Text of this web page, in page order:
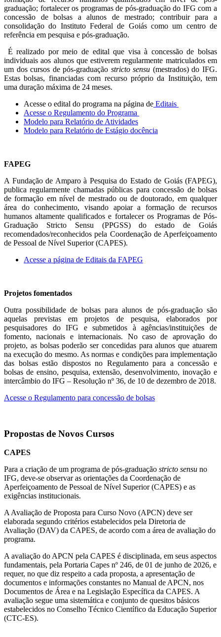
graduação; fortalecer os programas de pós-graduação do IFG com a
concessão de bolsas a alunos de mestrado; contribuir para a
consolidação do Instituto Federal de Goiás como um centro de
referência em pesquisa e pós-graduação.
É realizado por meio de edital que visa à concessão de bolsas
individuais aos alunos que estiverem regularmente matriculados em
um dos cursos de pós-graduação stricto sensu (mestrados) do IFG.
Estas bolsas, financiadas com recurso próprio da Instituição, tem
uma duração máxima de 24 meses.
Acesse o edital do programa na página de Editais
Acesse o Regulamento do Programa
Modelo para Relatório de Atividades
Modelo para Relatório de Estágio docência
FAPEG
A Fundação de Amparo à Pesquisa do Estado de Goiás (FAPEG),
publica regularmente chamadas públicas para concessão de bolsas
de formação em nível de mestrado ou de doutorado, em qualquer
área do conhecimento, visando apoiar a formação de recursos
humanos altamente qualificados e fortalecer os Programas de Pós-
Graduação Stricto Sensu (PPGSS) do estado de Goiás
recomendados/reconhecidos pela Coordenação de Aperfeiçoamento
de Pessoal de Nível Superior (CAPES).
Acesse a página de Editais da FAPEG
Projetos fomentados
Outra possibilidade de bolsas para alunos de pós-graduação são
aquelas previstas em projetos de pesquisa, elaborados por
pesquisadores do IFG e submetidos à agências/instituições de
fomento, nacionais e internacionais. No caso de aprovação do
projeto, as bolsas poderão ser concedidas para alunos que atuarem
na execução do mesmo. As normas e condições para implementação
das bolsas estão dispostos no Regulamento para a concessão e
bolsas de ensino, pesquisa, extensão, desenvolvimento, inovação e
intercâmbio do IFG – Resolução nº 36, de 10 de dezembro de 2018.
Acesse o Regulamento para concessão de bolsas
Propostas de Novos Cursos
CAPES
Para a criação de um programa de pós-graduação stricto sensu no
IFG, deve-se observar as orientações da Coordenação de
Aperfeiçoamento de Pessoal de Nível Superior (CAPES) e as
exigências institucionais.
A Avaliação de Proposta para Curso Novo (APCN) deve ser
elaborada segundo critérios estabelecidos pela Diretoria de
Avaliação (DAV) da CAPES, de acordo com a área de avaliação do
programa.
A avaliação do APCN pela CAPES é disciplinada, em seus aspectos
fundamentais, pela Portaria Capes nº 246, de 01 de junho de 2026, e
requer, no que diz respeito a cada proposta, a apresentação de
documentos e informações constantes no Manual de APCN, nos
Documentos de Área e na Legislação Específica da CAPES. A
avaliação segue uma sistemática e conjunto de quesitos básicos
estabelecidos no Conselho Técnico Científico da Educação Superior
(CTC-ES).